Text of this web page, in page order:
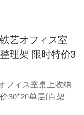
艺オフィス室
理架 限时特价3
フィス室桌上收纳
30*20单层(白架